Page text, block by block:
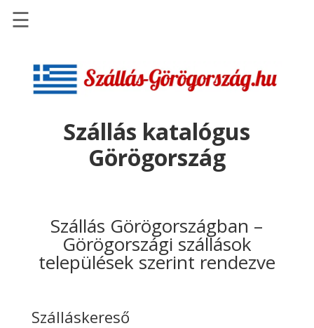
Szállások
Repülőjegy
pénzvisszatérítéssel
Discover
Cars
Transzfer
Taxi
☰
Szállás katalógus
Görögország
Szállás Görögországban –
Görögországi szállások
települések szerint rendezve
Szálláskereső